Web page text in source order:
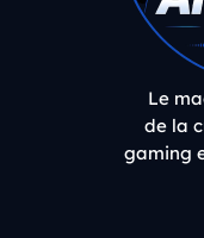
Le
de la
gaming